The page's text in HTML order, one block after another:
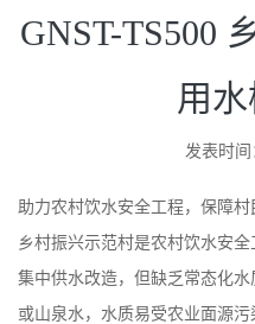
GNST-TS500
用
发表时间
助力农村饮水安全工程，保障
乡村振兴示范村是农村饮水安
集中供水改造，但缺乏常态化
或山泉水，水质易受农业面源